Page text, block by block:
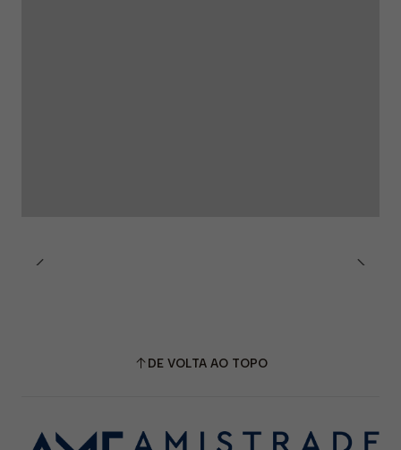
DE VOLTA AO TOPO